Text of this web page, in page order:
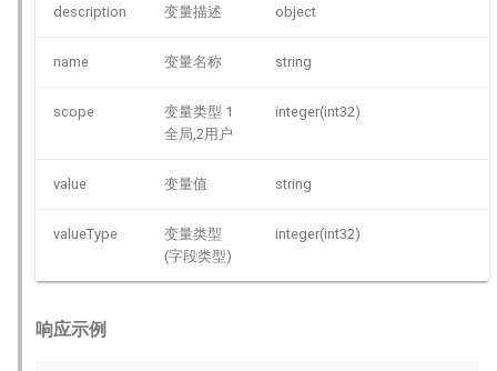
description 变量描述 object
name 变量名称 string
scope
变量类型 1
全局,2用户
integer(int32)
value 变量值 string
valueType
变量类型
(字段类型)
integer(int32)
响应示例